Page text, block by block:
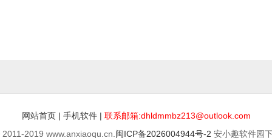
网站首页| 手机软件| 联系邮箱:dhldmmbz213@outlook.com
2019 www.anxiaoqu.cn. 闽ICP备2026004944号-2 安小趣软件园